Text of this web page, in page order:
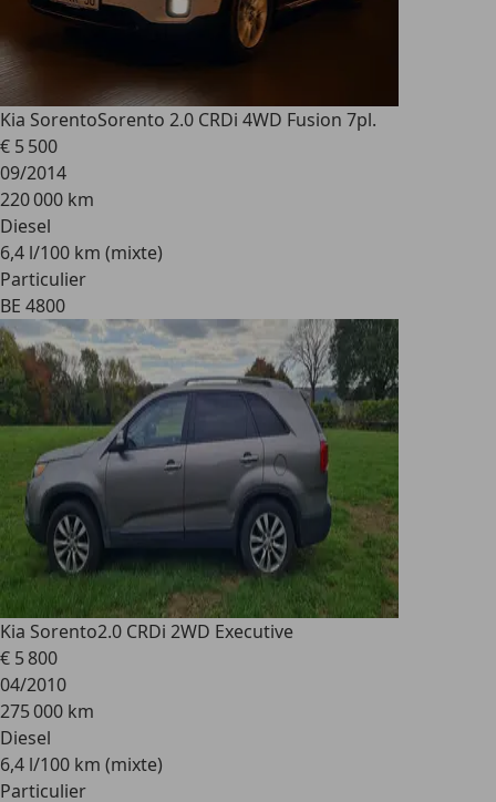
Kia SorentoSorento 2.0 CRDi 4WD Fusion 7pl.
€ 5 500
09/2014
220 000 km
Diesel
6,4 l/100 km (mixte)
Particulier
BE 4800
Kia Sorento2.0 CRDi 2WD Executive
€ 5 800
04/2010
275 000 km
Diesel
6,4 l/100 km (mixte)
Particulier